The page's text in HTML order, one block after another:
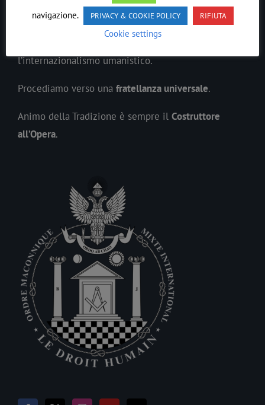
Ordine Massonico Misto Internazionale di Rito
Scozzese Antico ed Accettato LE DROIT HUMAINè
sorto anticipando le parità civili della donna e
l’internazionalismo umanistico.
Procediamo verso una fratellanza universale.
Animo della Tradizione è sempre il Costruttore
all’Opera.
navigazione.
PRIVACY & COOKIE POLICY RIFIUTA
Cookie settings